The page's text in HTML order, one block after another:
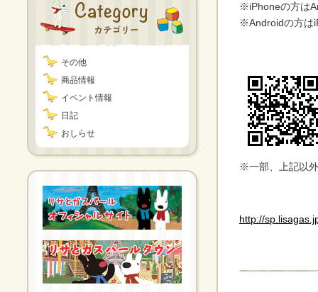
その他
商品情報
イベント情報
日記
おしらせ
※iPhoneの方は
※Androidの方は
※一部、上記以
http://